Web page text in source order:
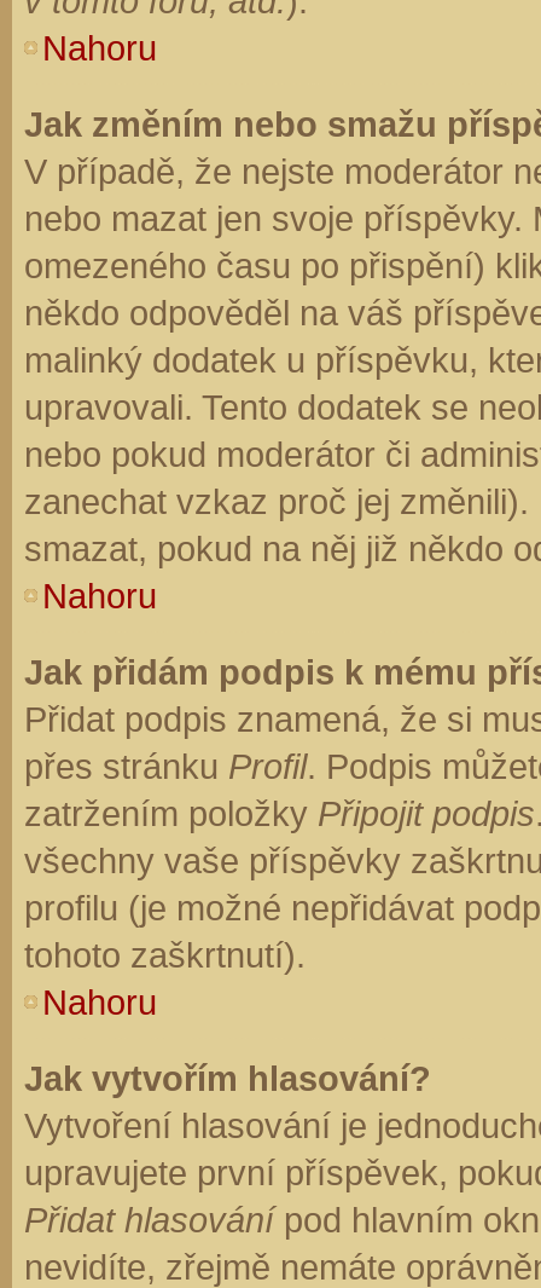
Nahoru
Jak změním nebo smažu
V případě, že nejste moderátor
nebo mazat jen svoje
omezeného času po přispění)
někdo odpověděl na váš
malinký dodatek u příspěvku,
upravovali. Tento dodatek se
nebo pokud moderátor či
zanechat vzkaz proč jej
smazat, pokud na něj již někdo
Nahoru
Jak přidám podpis k mému
Přidat podpis znamená, že si
přes stránku Profil. Podpis
zatržením položky Připojit podpis
všechny vaše příspěvky
profilu (je možné nepřidávat
tohoto zaškrtnutí).
Nahoru
Jak vytvořím hlasování?
Vytvoření hlasování je
upravujete první příspěvek,
Přidat hlasovánípod hlavním
nevidíte, zřejmě nemáte